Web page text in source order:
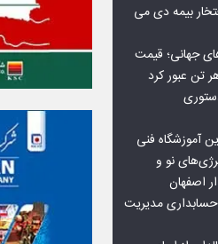
بیمه دی می
جهانی؛ قیمت
آموزشگاه فنی
نو و
اصفهان
حسابداری مدیریت